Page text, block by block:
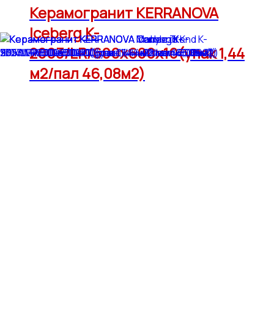
Керамогранит KERRANOVA
Iceberg K-
2003/LR/600x600x10(упак 1,44
м2/пал 46,08м2)